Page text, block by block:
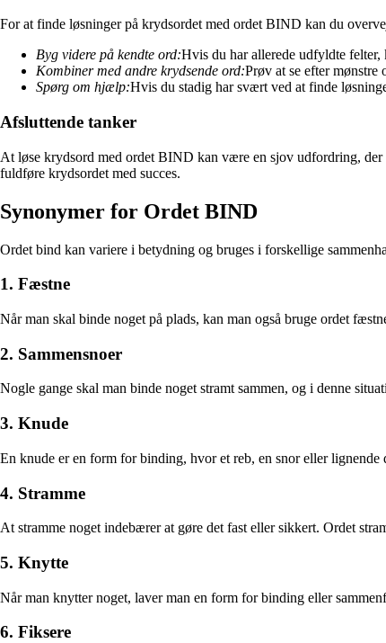
For at finde løsninger på krydsordet med ordet BIND kan du
Byg videre på kendte ord:Hvis du har allerede udfyldte
Kombiner med andre krydsende ord:Prøv at se efter
Spørg om hjælp:Hvis du stadig har svært ved at finde
Afsluttende tanker
At løse krydsord med ordet BIND kan være en sjov udfordring,
fuldføre krydsordet med succes.
Synonymer for Ordet BIND
Ordet bind kan variere i betydning og bruges i forskellige
1. Fæstne
Når man skal binde noget på plads, kan man også bruge ordet
2. Sammensnoer
Nogle gange skal man binde noget stramt sammen, og i denne
3. Knude
En knude er en form for binding, hvor et reb, en snor eller
4. Stramme
At stramme noget indebærer at gøre det fast eller sikkert. Ordet
5. Knytte
Når man knytter noget, laver man en form for binding eller
6. Fiksere